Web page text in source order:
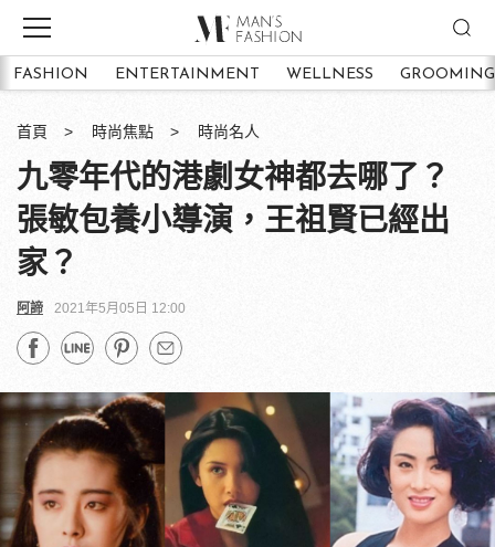
FASHION ENTERTAINMENT WELLNESS GROOMING
首頁 時尚焦點 時尚名人
九零年代的港劇女神都去哪了？
張敏包養小導演，王祖賢已經出
家？
阿諦 2021年5月05日 12:00